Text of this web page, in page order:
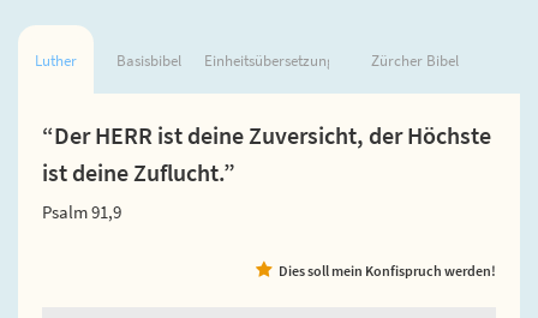
Luther Basisbibel Einheitsübersetzung Zürcher Bibel
“Der HERR ist deine Zuversicht, der Höchste
ist deine Zuflucht.”
Psalm 91,9
Dies soll mein Konfispruch werden!